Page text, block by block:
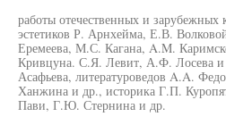
работы отечественных и зарубежных
эстетиков Р. Арнхейма, Е.В.
Еремеева, М.С. Кагана, A.M.
Кривцуна. С.Я. Левит, А.Ф. Лосева и
Асафьева, литературоведов A.A.
Ханжина и др., историка Г.П.
Пави, Г.Ю. Стернина и др.